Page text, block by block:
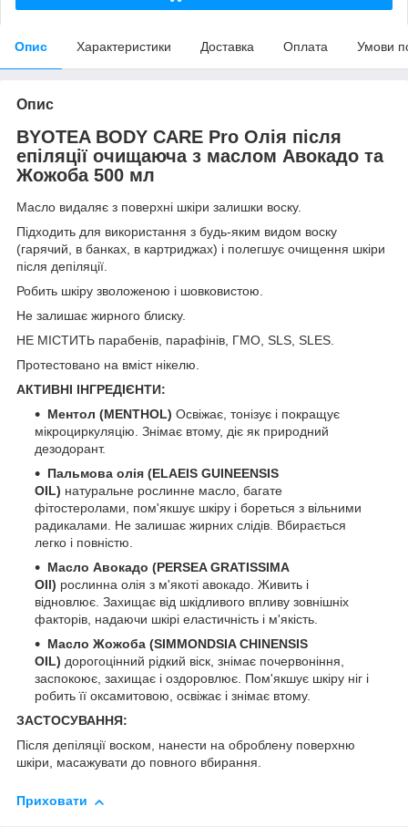
Опис Характеристики Доставка Оплата Умови
Опис
BYOTEA BODY CARE Pro Олія після
епіляції очищаюча з маслом Авокадо та
Жожоба 500 мл
Масло видаляє з поверхні шкіри залишки воску.
Підходить для використання з будь-яким видом воску
(гарячий, в банках, в картриджах) і полегшує очищення шкіри
після депіляції.
Робить шкіру зволоженою і шовковистою.
Не залишає жирного блиску.
НЕ МІСТИТЬ парабенів, парафінів, ГМО, SLS, SLES.
Протестовано на вміст нікелю.
АКТИВНІ ІНГРЕДІЄНТИ:
Ментол (MENTHOL) Освіжає, тонізує і покращує
мікроциркуляцію. Знімає втому, діє як природний
дезодорант.
Пальмова олія (ELAEIS GUINEENSIS
OIL) натуральне рослинне масло, багате
фітостеролами, пом'якшує шкіру і бореться з вільними
радикалами. Не залишає жирних слідів. Вбирається
легко і повністю.
Масло Авокадо (PERSEA GRATISSIMA
OIl) рослинна олія з м'якоті авокадо. Живить і
відновлює. Захищає від шкідливого впливу зовнішніх
факторів, надаючи шкірі еластичність і м'якість.
Масло Жожоба (SIMMONDSIA CHINENSIS
OIL) дорогоцінний рідкий віск, знімає почервоніння,
заспокоює, захищає і оздоровлює. Пом'якшує шкіру ніг і
робить її оксамитовою, освіжає і знімає втому.
ЗАСТОСУВАННЯ:
Після депіляції воском, нанести на оброблену поверхню
шкіри, масажувати до повного вбирання.
Приховати